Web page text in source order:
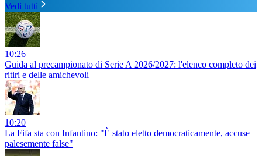
Vedi tutti
10:26
Guida al precampionato di Serie A 2026/2027: l'elenco completo dei
ritiri e delle amichevoli
10:20
La Fifa sta con Infantino: "È stato eletto democraticamente, accuse
palesemente false"